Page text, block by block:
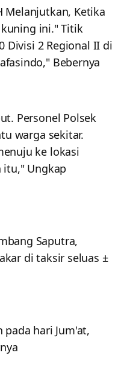
Melanjutkan, Ketika
ini." Titik
Divisi 2 Regional II di
Bebernya
Personel Polsek
warga sekitar.
ke lokasi
Ungkap
Saputra,
di taksir seluas ±
pada hari Jum'at,